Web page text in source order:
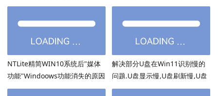
NTLite精简WIN10系统后"媒体
功能"Windoows功能消失的原因
解决部分U盘在Win11识别慢的
问题.U盘显示慢,U盘刷新慢,U盘
加载慢